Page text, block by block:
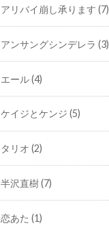
アリバイ崩し承ります(7)
アンサングシンデレラ(3)
エール(4)
ケイジとケンジ(5)
タリオ(2)
半沢直樹(7)
恋あた(1)